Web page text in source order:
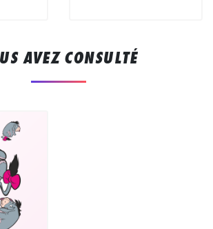
AVEZ CONSULTÉ